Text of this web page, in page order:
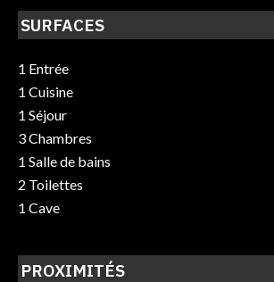
SURFACES
1 Entrée
1 Cuisine
1 Séjour
3 Chambres
1 Salle de bains
2 Toilettes
1 Cave
PROXIMITÉS